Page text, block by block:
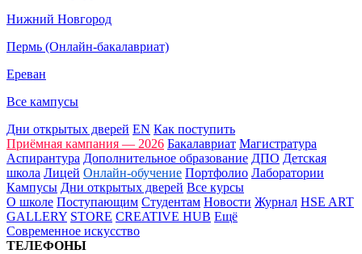
Нижний Новгород
Пермь (Онлайн-бакалавриат)
Ереван
Все кампусы
Дни открытых дверей EN Как поступить
Приёмная кампания — 2026 Бакалавриат Магистратура
Аспирантура Дополнительное образование ДПО Детская
школа Лицей Онлайн-обучение Портфолио Лаборатории
Кампусы Дни открытых дверей Все курсы
О школе Поступающим Студентам Новости Журнал HSE ART
GALLERY STORE CREATIVE HUB Ещё
Современное искусство
ТЕЛЕФОНЫ